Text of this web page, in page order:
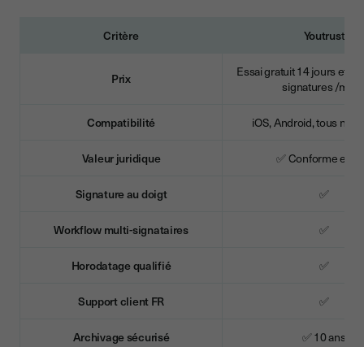
Critère Youtrust
Prix
Essai gratuit 14 jours et
signatures /
Compatibilité iOS, Android, tous
Valeur juridique ✅ Conforme
Signature au doigt ✅
Workflow multi-signataires ✅
Horodatage qualifié ✅
Support client FR ✅
Archivage sécurisé ✅ 10 ans